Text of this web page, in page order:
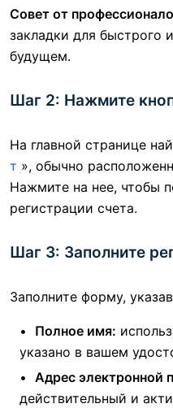
Совет от
закладки для быстрого
будущем.
Шаг 2: Нажмите
На главной странице
т », обычно
Нажмите на нее, чтобы
регистрации счета.
Шаг 3: Заполните
Заполните форму,
Полное имя:
указано в вашем
Адрес электронной
действительный и